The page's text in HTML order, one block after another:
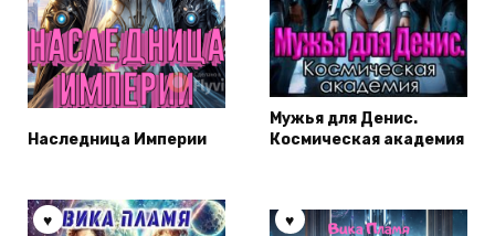
Наследница Империи
Мужья для Денис.
Космическая академия